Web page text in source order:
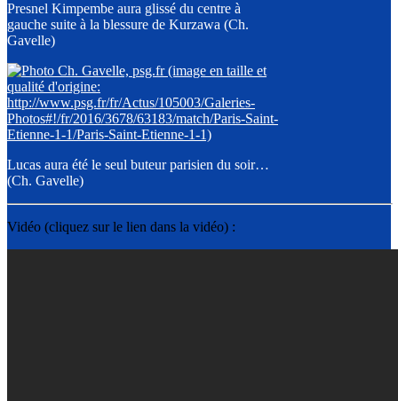
Presnel Kimpembe aura glissé du centre à
gauche suite à la blessure de Kurzawa (Ch.
Gavelle)
Lucas aura été le seul buteur parisien du soir…
(Ch. Gavelle)
Vidéo (cliquez sur le lien dans la vidéo) :